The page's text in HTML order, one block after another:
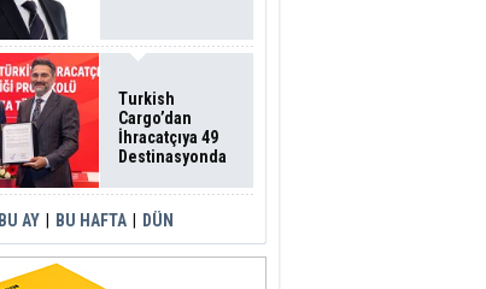
Turkish
Cargo’dan
İhracatçıya 49
Destinasyonda
BU AY BU HAFTA DÜN